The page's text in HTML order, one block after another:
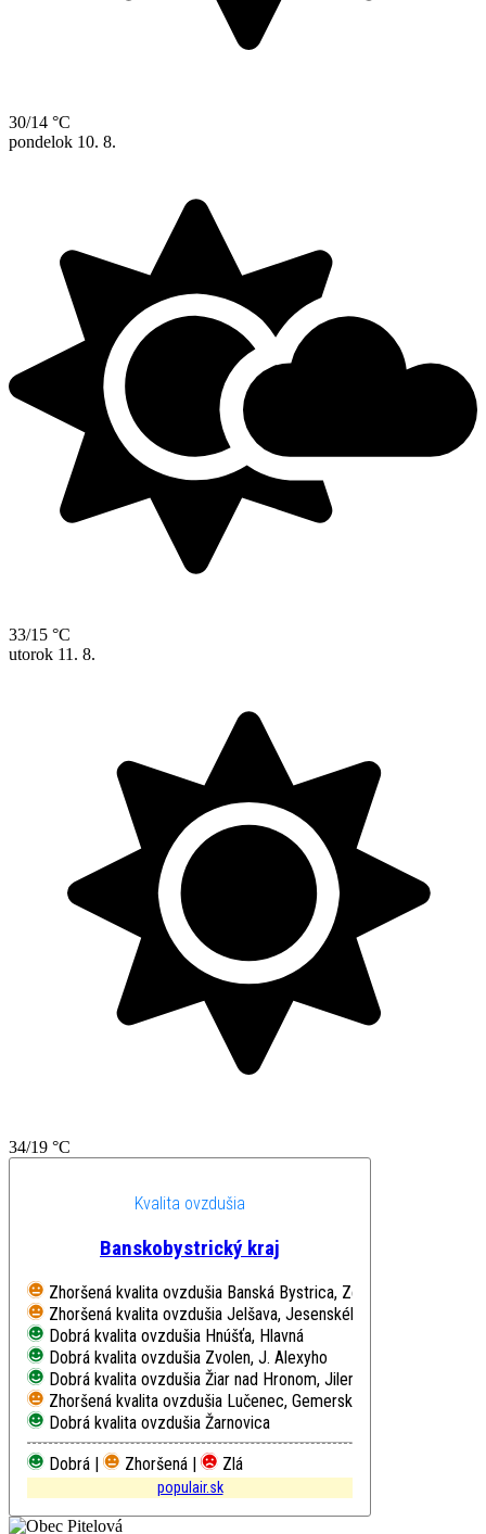
30/14 °C
pondelok 10. 8.
33/15 °C
utorok 11. 8.
34/19 °C
Kvalita ovzdušia
Banskobystrický kraj
Zhoršená kvalita ovzdušia Banská Bystrica, Zelená
Zhoršená kvalita ovzdušia Jelšava, Jesenského
Dobrá kvalita ovzdušia Hnúšťa, Hlavná
Dobrá kvalita ovzdušia Zvolen, J. Alexyho
Dobrá kvalita ovzdušia Žiar nad Hronom, Jilemnického
Zhoršená kvalita ovzdušia Lučenec, Gemerská cesta
Dobrá kvalita ovzdušia Žarnovica
Dobrá |
Zhoršená | Zlá
populair.sk